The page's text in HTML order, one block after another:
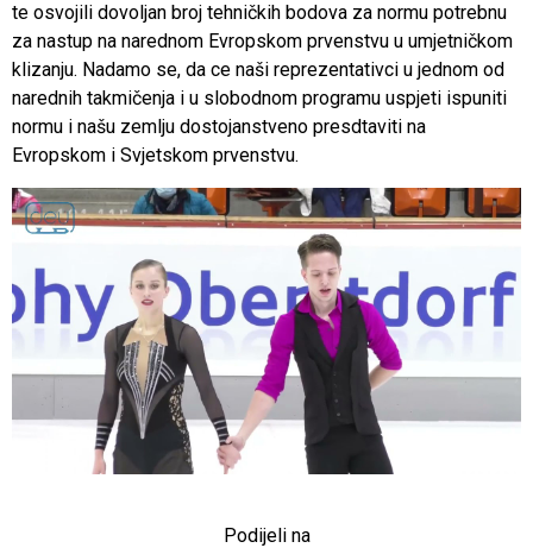
te osvojili dovoljan broj tehničkih bodova za normu potrebnu
za nastup na narednom Evropskom prvenstvu u umjetničkom
klizanju. Nadamo se, da ce naši reprezentativci u jednom od
narednih takmičenja i u slobodnom programu uspjeti ispuniti
normu i našu zemlju dostojanstveno presdtaviti na
Evropskom i Svjetskom prvenstvu.
Podijeli na